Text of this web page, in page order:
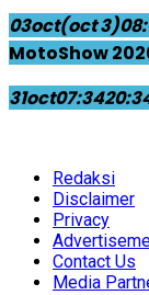
03oct(oct 3)
MotoShow
31oct07:34
Redaksi
Disclaimer
Privacy
Contact Us
Media